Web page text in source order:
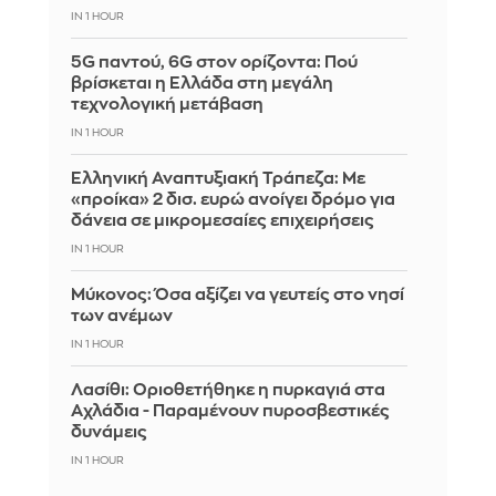
IN 1 HOUR
5G παντού, 6G στον ορίζοντα: Πού
βρίσκεται η Ελλάδα στη μεγάλη
τεχνολογική μετάβαση
IN 1 HOUR
Ελληνική Αναπτυξιακή Τράπεζα: Με
«προίκα» 2 δισ. ευρώ ανοίγει δρόμο για
δάνεια σε μικρομεσαίες επιχειρήσεις
IN 1 HOUR
Μύκονος: Όσα αξίζει να γευτείς στο νησί
των ανέμων
IN 1 HOUR
Λασίθι: Οριοθετήθηκε η πυρκαγιά στα
Αχλάδια - Παραμένουν πυροσβεστικές
δυνάμεις
IN 1 HOUR